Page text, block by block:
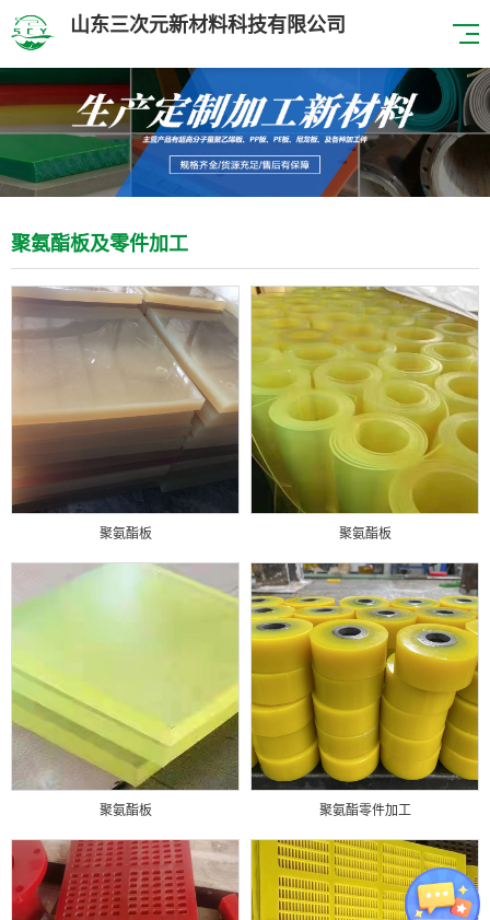
山东三次元新材料科技有限公司
聚氨酯板及零件加工
聚氨酯板 聚氨酯板
聚氨酯板 聚氨酯零件加工